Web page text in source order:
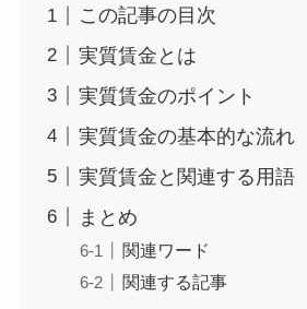
この記事の目次
実質賃金とは
実質賃金のポイント
実質賃金の基本的な流れ
実質賃金と関連する用語
まとめ
関連ワード
関連する記事